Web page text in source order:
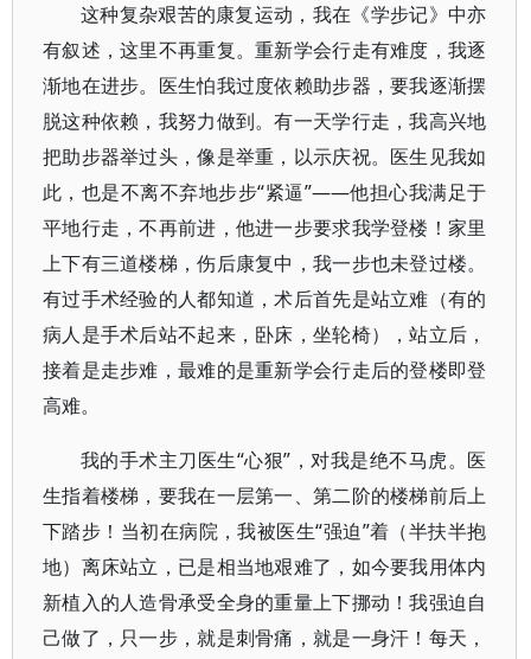
这种复杂艰苦的康复运动，我在《学步记》中亦
有叙述，这里不再重复。重新学会行走有难度，我逐
渐地在进步。医生怕我过度依赖助步器，要我逐渐摆
脱这种依赖，我努力做到。有一天学行走，我高兴地
把助步器举过头，像是举重，以示庆祝。医生见我如
此，也是不离不弃地步步“紧逼”——他担心我满足于
平地行走，不再前进，他进一步要求我学登楼！家里
上下有三道楼梯，伤后康复中，我一步也未登过楼。
有过手术经验的人都知道，术后首先是站立难（有的
病人是手术后站不起来，卧床，坐轮椅），站立后，
接着是走步难，最难的是重新学会行走后的登楼即登
高难。
我的手术主刀医生“心狠”，对我是绝不马虎。医
生指着楼梯，要我在一层第一、第二阶的楼梯前后上
下踏步！当初在病院，我被医生“强迫”着（半扶半抱
地）离床站立，已是相当地艰难了，如今要我用体内
新植入的人造骨承受全身的重量上下挪动！我强迫自
己做了，只一步，就是刺骨痛，就是一身汗！每天，